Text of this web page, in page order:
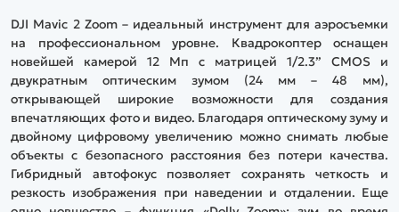
DJI Mavic 2 Zoom – идеальный инструмент для аэросъемки
на профессиональном уровне. Квадрокоптер оснащен
новейшей камерой 12 Мп с матрицей 1/2.3” CMOS и
двукратным оптическим зумом (24 мм – 48 мм),
открывающей широкие возможности для создания
впечатляющих фото и видео. Благодаря оптическому зуму и
двойному цифровому увеличению можно снимать любые
объекты с безопасного расстояния без потери качества.
Гибридный автофокус позволяет сохранять четкость и
резкость изображения при наведении и отдалении. Еще